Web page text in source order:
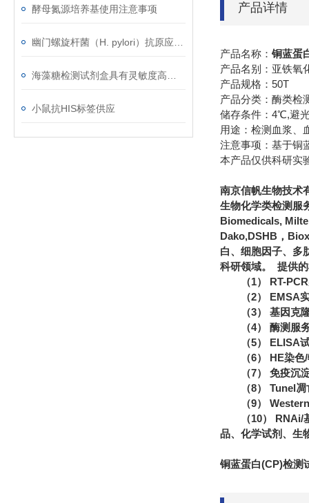
酵母氮源培养基使用注意事项
小鼠抗HIS标签供应
产品详情
产品名称： 铜蓝蛋
产品名别：亚铁氧
产品规格：50T
产品分类：酶类检
储存条件：4℃,避
用途：检测血浆、
注意事项：基于铜
本产品仅供科研实
南京信帆生物技术
生物化学类检测服
Biomedicals,
Dako,DSHB，
白、细胞因子、多
科研领域。 提供
（1） RT-
（2） EMSA
（3） 基因克
（4） 酶测服
（5） ELISA
（6） HE染
（7） 免疫沉
（8） Tunel
（9）
（10）
品、化学试剂、生
铜蓝蛋白(CP)检测